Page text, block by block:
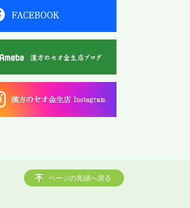
ページの先頭へ戻る